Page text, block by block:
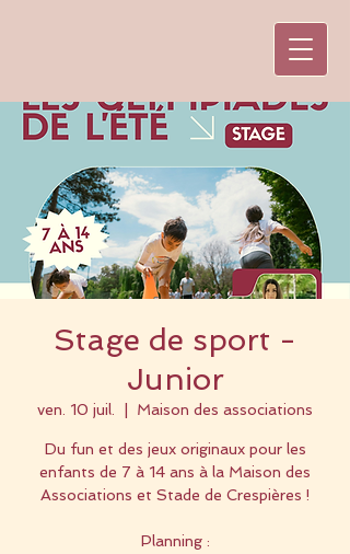
Stage de sport -
Junior
ven. 10 juil. Maison des associations
Du fun et des jeux originaux pour les
enfants de 7 à 14 ans à la Maison des
Associations et Stade de Crespières !
Planning :